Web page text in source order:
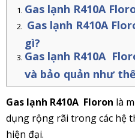
Gas lạnh R410A
Gas lạnh R410A
gì?
Gas lạnh R410A
và bảo quản như
Gas lạnh R410A Floron là
dụng rộng rãi trong các hệ
hiện đại.